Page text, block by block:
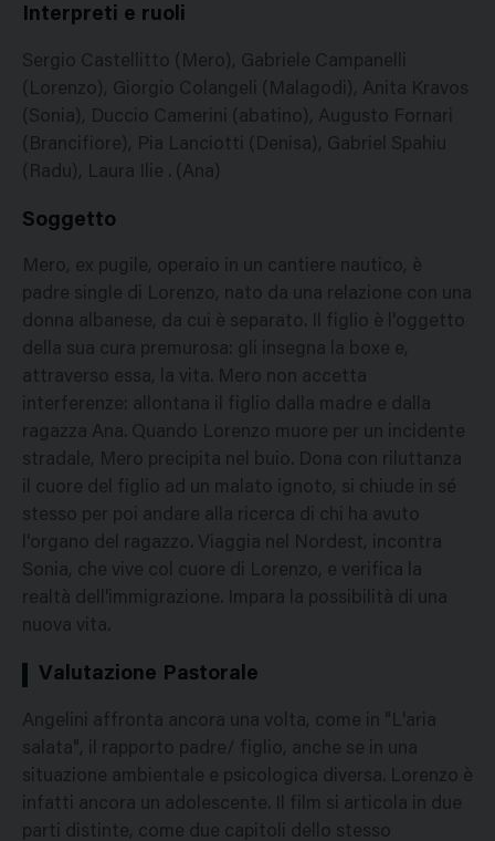
Interpreti e ruoli
Sergio Castellitto (Mero), Gabriele Campanelli
(Lorenzo), Giorgio Colangeli (Malagodi), Anita Kravos
(Sonia), Duccio Camerini (abatino), Augusto Fornari
(Brancifiore), Pia Lanciotti (Denisa), Gabriel Spahiu
(Radu), Laura Ilie . (Ana)
Soggetto
Mero, ex pugile, operaio in un cantiere nautico, è
padre single di Lorenzo, nato da una relazione con una
donna albanese, da cui è separato. Il figlio è l'oggetto
della sua cura premurosa: gli insegna la boxe e,
attraverso essa, la vita. Mero non accetta
interferenze: allontana il figlio dalla madre e dalla
ragazza Ana. Quando Lorenzo muore per un incidente
stradale, Mero precipita nel buio. Dona con riluttanza
il cuore del figlio ad un malato ignoto, si chiude in sé
stesso per poi andare alla ricerca di chi ha avuto
l'organo del ragazzo. Viaggia nel Nordest, incontra
Sonia, che vive col cuore di Lorenzo, e verifica la
realtà dell'immigrazione. Impara la possibilità di una
nuova vita.
Valutazione Pastorale
Angelini affronta ancora una volta, come in "L'aria
salata", il rapporto padre/ figlio, anche se in una
situazione ambientale e psicologica diversa. Lorenzo è
infatti ancora un adolescente. Il film si articola in due
parti distinte, come due capitoli dello stesso